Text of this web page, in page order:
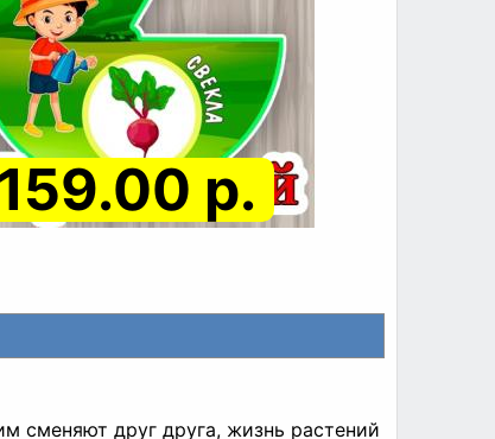
159.00 р.
сменяют друг друга, жизнь растений